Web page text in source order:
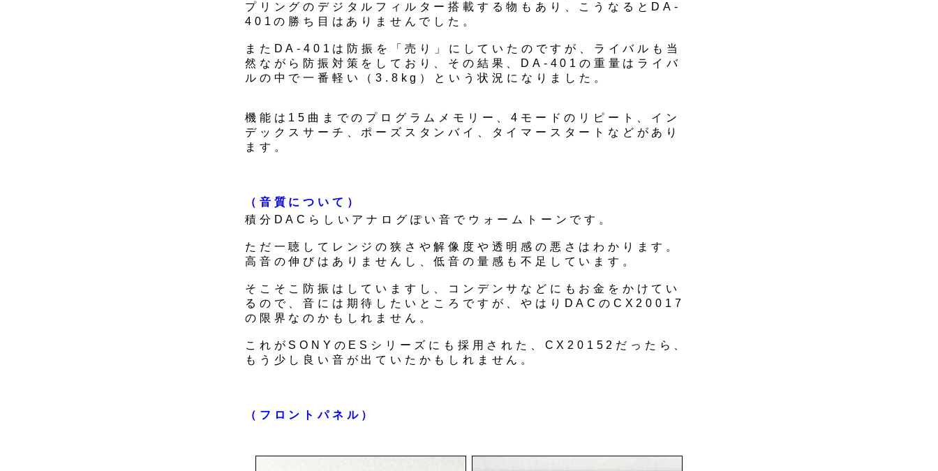
プリングのデジタルフィルター搭載する物もあり、こうなるとDA-
401の勝ち目はありませんでした。
またDA-401は防振を「売り」にしていたのですが、ライバルも当
然ながら防振対策をしており、その結果、DA-401の重量はライバ
ルの中で一番軽い（3.8kg）という状況になりました。
機能は15曲までのプログラムメモリー、4モードのリピート、イン
デックスサーチ、ポーズスタンバイ、タイマースタートなどがあり
ます。
（音質について）
積分DACらしいアナログぽい音でウォームトーンです。
ただ一聴してレンジの狭さや解像度や透明感の悪さはわかります。
高音の伸びはありませんし、低音の量感も不足しています。
そこそこ防振はしていますし、コンデンサなどにもお金をかけてい
るので、音には期待したいところですが、やはりDACのCX20017
の限界なのかもしれません。
これがSONYのESシリーズにも採用された、CX20152だったら、
もう少し良い音が出ていたかもしれません。
（フロントパネル）